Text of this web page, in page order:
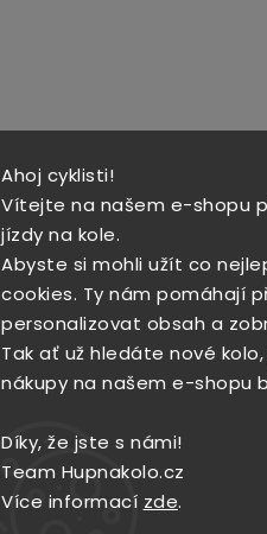
Ahoj cyklisti!
Vítejte na našem e-shopu
jízdy na kole.
Abyste si mohli užít co
cookies. Ty nám pomáhají
personalizovat obsah a
Tak ať už hledáte nové
nákupy na našem e-shopu
Díky, že jste s námi!
Team Hupnakolo.cz
Více informací zde.